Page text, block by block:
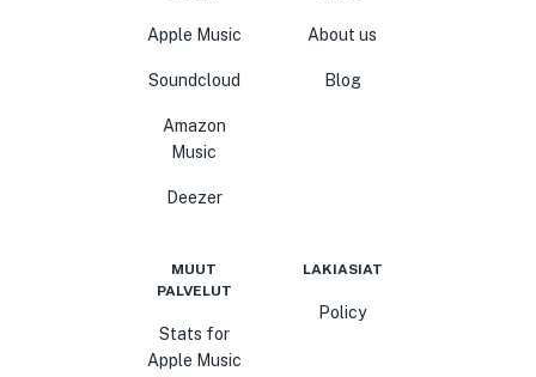
Apple Music
Soundcloud
Amazon
Music
Deezer
About us
Blog
MUUT
PALVELUT
Stats for
Apple Music
LAKIASIAT
Policy